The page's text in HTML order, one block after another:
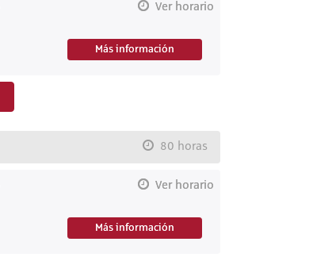
Ver horario
Más información
80 horas
Ver horario
Más información